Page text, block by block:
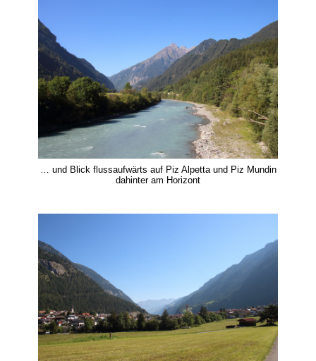
… und Blick flussaufwärts auf Piz Alpetta und Piz Mundin
dahinter am Horizont